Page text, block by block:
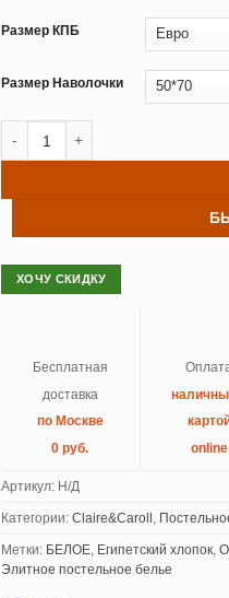
Размер КПБ
Размер Наволочки
ХОЧУ СКИДКУ
Бесплатная
доставка
по Москве
0 руб.
online
Артикул: Н/Д
Категории: Claire&Caroll ,
Метки: БЕЛОЕ, Египетский хлопок,
Элитное постельное белье